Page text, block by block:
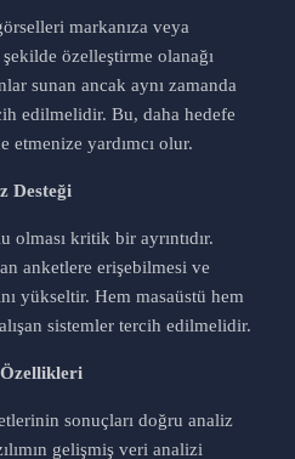
markanıza veya
özelleştirme olanağı
sunan ancak aynı zamanda
edilmelidir. Bu, daha hedefe
etmenize yardımcı olur.
Desteği
olması kritik bir ayrıntıdır.
anketlere erişebilmesi ve
yükseltir. Hem masaüstü hem
sistemler tercih edilmelidir.
sonuçları doğru analiz
gelişmiş veri analizi